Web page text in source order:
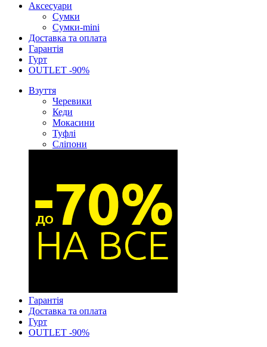
Аксесуари
Сумки
Сумки-mini
Доставка та оплата
Гарантія
Гурт
OUTLET -90%
Взуття
Черевики
Кеди
Мокасини
Туфлі
Сліпони
Гарантія
Доставка та оплата
Гурт
OUTLET -90%